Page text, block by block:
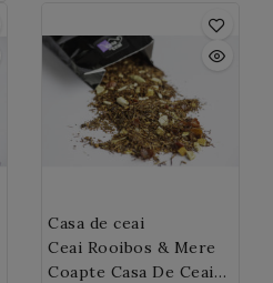
cantitate mai mare de
ceai la infuzat, riscati
sa obtineti un ceai
amarui. Aceleasi frunze
de ceai verde pot fi
utilizate de mai multe
Casa de ceai
Ceai Rooibos & Mere
Coapte Casa De Ceai